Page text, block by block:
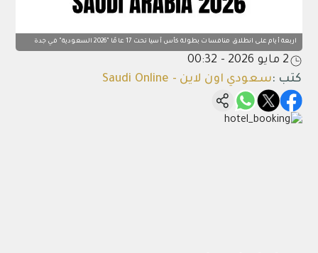
اربعة أيام على انطلاق منافسات بطولة كأس آسيا تحت 17 عامًا "2026 السعودية" في جدة
2 مايو 2026 - 00:32
كتب :سعودي اون لاين - Saudi Online